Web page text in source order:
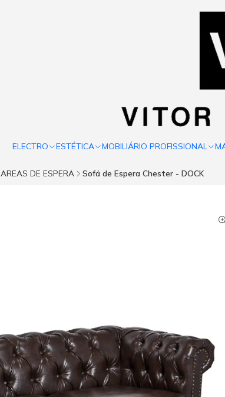
ELECTRO ESTÉTICA MOBILIÁRIO PROFISSIONAL
AREAS DE ESPERA Sofá de Espera Chester - DOCK